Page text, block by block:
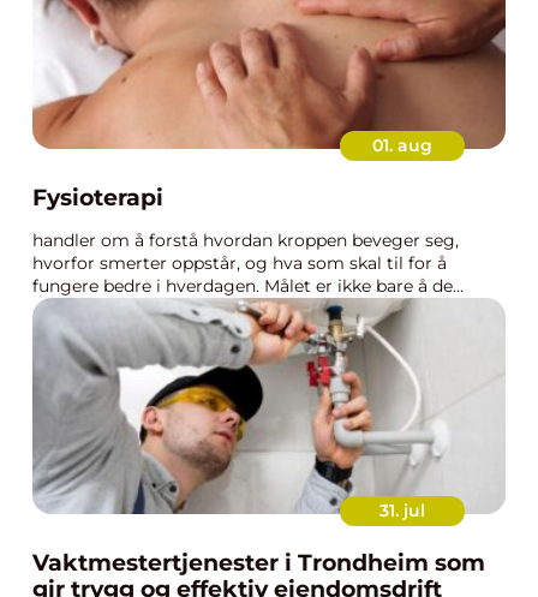
01. aug
Fysioterapi
handler om å forstå hvordan kroppen beveger seg,
hvorfor smerter oppstår, og hva som skal til for å
fungere bedre i hverdagen. Målet er ikke bare å de...
31. jul
Vaktmestertjenester i Trondheim som
gir trygg og effektiv eiendomsdrift